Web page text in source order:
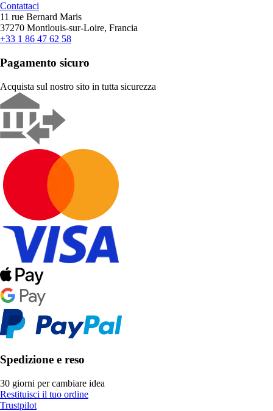
Contattaci
11 rue Bernard Maris
37270 Montlouis-sur-Loire, Francia
+33 1 86 47 62 58
Pagamento sicuro
Acquista sul nostro sito in tutta sicurezza
Spedizione e reso
30 giorni per cambiare idea
Restituisci il tuo ordine
Trustpilot